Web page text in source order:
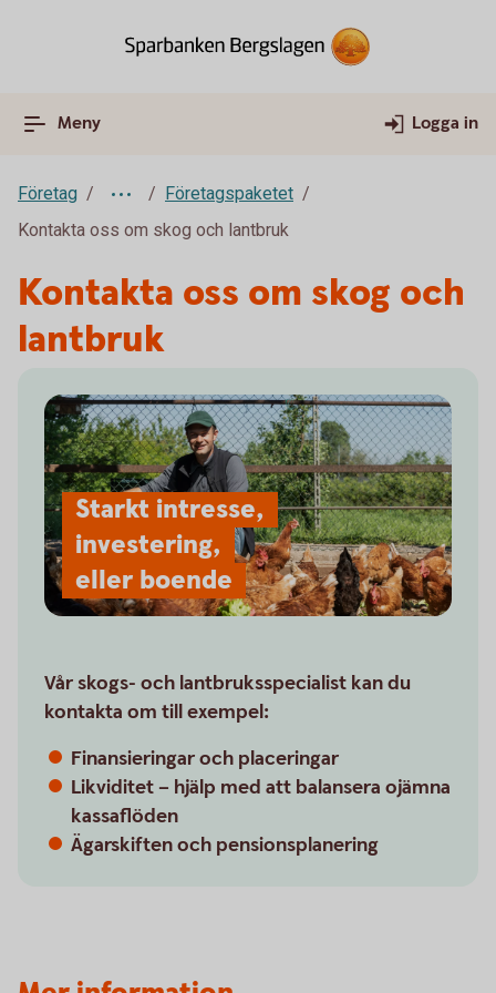
Meny Logga in
Företag
Företagspaketet
Kontakta oss om skog och lantbruk
Kontakta oss om skog och
lantbruk
Starkt intresse,
investering,
eller boende
Vår skogs- och lantbruks­specialist kan du
kontakta om till exempel:
Finansieringar och placeringar
Likviditet – hjälp med att balansera ojämna
kassaflöden
Ägarskiften och pensionsplanering